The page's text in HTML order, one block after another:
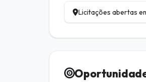
Licitações abertas